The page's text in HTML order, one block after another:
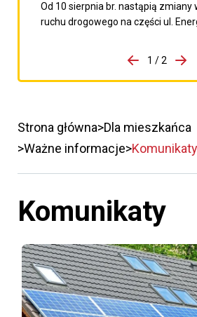
Od 10 sierpnia br. nastąpią zmiany
ruchu drogowego na części ul.
porzpedniego komunikatu
1 / 2
Strona główna Dla mieszkańca
Ważne informacje Komunikaty
Komunikaty